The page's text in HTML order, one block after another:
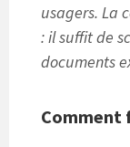
usagers. La
: il suffit de
documents
Comment